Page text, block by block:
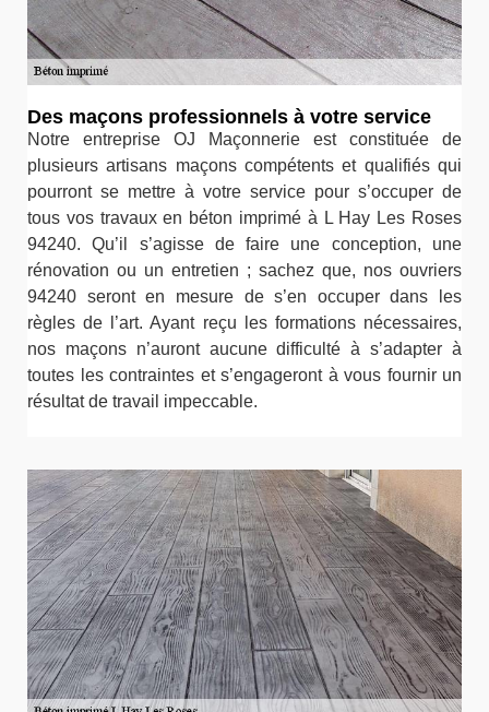
Des maçons professionnels à votre service
Notre entreprise OJ Maçonnerie est constituée de
plusieurs artisans maçons compétents et qualifiés qui
pourront se mettre à votre service pour s’occuper de
tous vos travaux en béton imprimé à L Hay Les Roses
94240. Qu’il s’agisse de faire une conception, une
rénovation ou un entretien ; sachez que, nos ouvriers
94240 seront en mesure de s’en occuper dans les
règles de l’art. Ayant reçu les formations nécessaires,
nos maçons n’auront aucune difficulté à s’adapter à
toutes les contraintes et s’engageront à vous fournir un
résultat de travail impeccable.